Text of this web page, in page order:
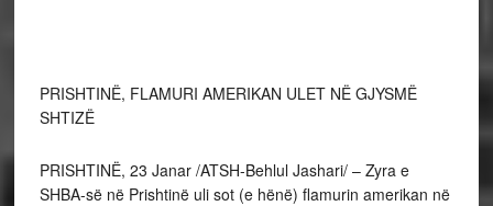
PRISHTINË, FLAMURI AMERIKAN ULET NË GJYSMË
SHTIZË
PRISHTINË, 23 Janar /ATSH-Behlul Jashari/ – Zyra e
SHBA-së në Prishtinë uli sot (e hënë) flamurin amerikan në